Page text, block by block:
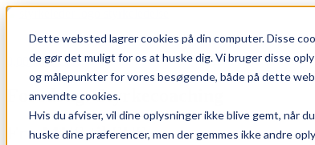
Dette websted lagrer cookies på din computer. Disse
de gør det muligt for os at huske dig. Vi bruger disse
og målepunkter for vores besøgende, både på dette
anvendte cookies.
Hvis du afviser, vil dine oplysninger ikke blive gemt, når
huske dine præferencer, men der gemmes ikke andre
Skip
content
0,00kr. 0 Cart
Foredrag: Styrkecoaching
Fra MUS til SUS